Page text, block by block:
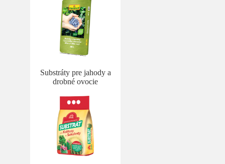
Substráty pre jahody a
drobné ovocie